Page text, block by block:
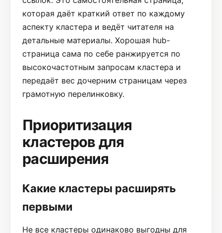
которая даёт краткий ответ по каждому
аспекту кластера и ведёт читателя на
детальные материалы. Хорошая hub-
страница сама по себе ранжируется по
высокочастотным запросам кластера и
передаёт вес дочерним страницам через
грамотную перелинковку.
Приоритизация
кластеров для
расширения
Какие кластеры расширять
первыми
Не все кластеры одинаково выгодны для